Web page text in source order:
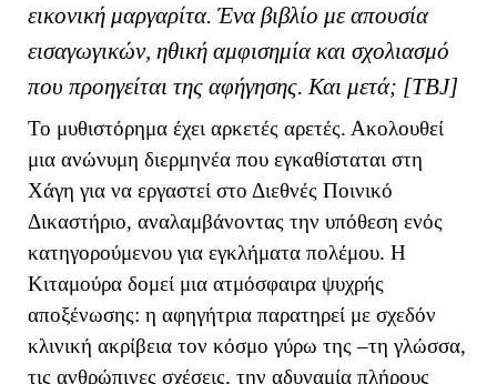
εικονική μαργαρίτα. Ένα βιβλίο με απουσία
εισαγωγικών, ηθική αμφισημία και σχολιασμό
που προηγείται της αφήγησης. Και μετά; [ΤΒJ]
Το μυθιστόρημα έχει αρκετές αρετές. Ακολουθεί
μια ανώνυμη διερμηνέα που εγκαθίσταται στη
Χάγη για να εργαστεί στο Διεθνές Ποινικό
Δικαστήριο, αναλαμβάνοντας την υπόθεση ενός
κατηγορούμενου για εγκλήματα πολέμου. Η
Κιταμούρα δομεί μια ατμόσφαιρα ψυχρής
αποξένωσης: η αφηγήτρια παρατηρεί με σχεδόν
κλινική ακρίβεια τον κόσμο γύρω της –τη γλώσσα,
τις ανθρώπινες σχέσεις, την αδυναμία πλήρους